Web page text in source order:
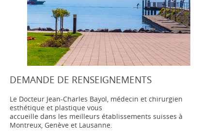
DEMANDE DE RENSEIGNEMENTS
Le Docteur Jean-Charles Bayol, médecin et chirurgien
esthétique et plastique vous
accueille dans les meilleurs établissements suisses à
Montreux, Genève et Lausanne.